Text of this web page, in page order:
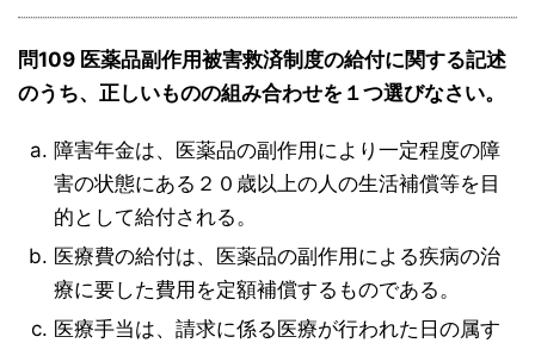
問109 医薬品副作用被害救済制度の給付に関する記述
のうち、正しいものの組み合わせを１つ選びなさい。
障害年金は、医薬品の副作用により一定程度の障
害の状態にある２０歳以上の人の生活補償等を目
的として給付される。
医療費の給付は、医薬品の副作用による疾病の治
療に要した費用を定額補償するものである。
医療手当は、請求に係る医療が行われた日の属す